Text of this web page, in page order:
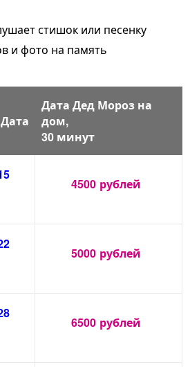
стишок или песенку
и фото на память
Дата
Дата Дед Мороз на
дом,
30 минут
4500 рублей
5000 рублей
6500 рублей